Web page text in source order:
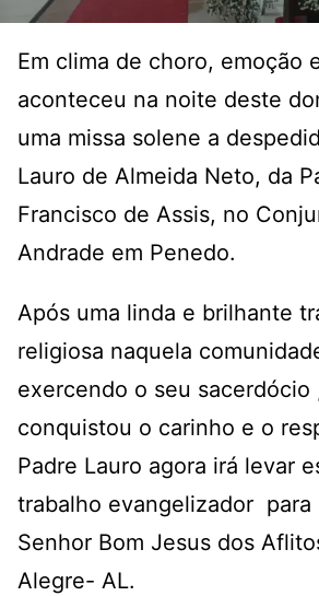
Em clima de choro, emoção
aconteceu na noite deste
uma missa solene a
Lauro de Almeida Neto, da
Francisco de Assis, no
Andrade em Penedo.
Após uma linda e brilhante
religiosa naquela
exercendo o seu sacerdócio
conquistou o carinho e o
Padre Lauro agora irá levar
trabalho evangelizador para
Senhor Bom Jesus dos
Alegre- AL.